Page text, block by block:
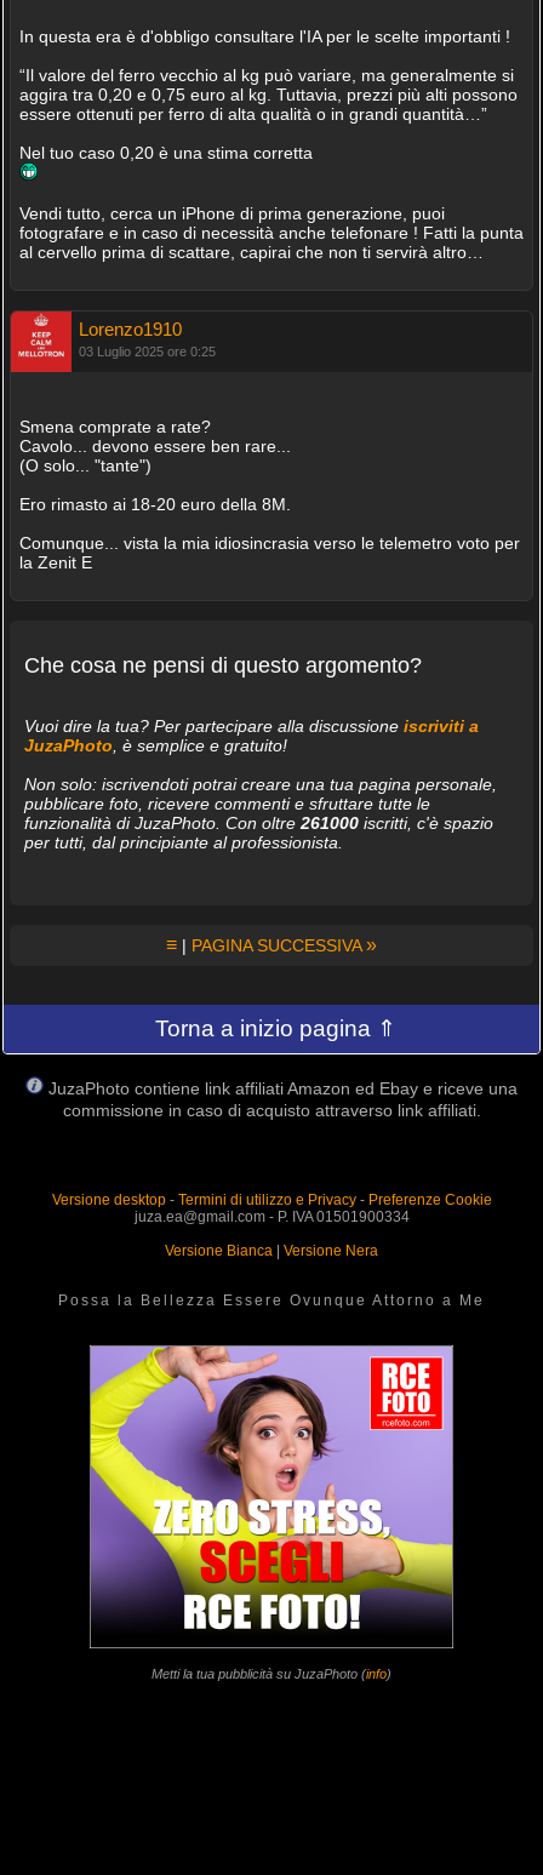
In questa era è d'obbligo consultare l'IA per le scelte importanti !
“Il valore del ferro vecchio al kg può variare, ma generalmente si
aggira tra 0,20 e 0,75 euro al kg. Tuttavia, prezzi più alti possono
essere ottenuti per ferro di alta qualità o in grandi quantità…”
Nel tuo caso 0,20 è una stima corretta
Vendi tutto, cerca un iPhone di prima generazione, puoi
fotografare e in caso di necessità anche telefonare ! Fatti la punta
al cervello prima di scattare, capirai che non ti servirà altro…
Lorenzo1910
03 Luglio 2025 ore 0:25
Smena comprate a rate?
Cavolo... devono essere ben rare...
(O solo... "tante")
Ero rimasto ai 18-20 euro della 8M.
Comunque... vista la mia idiosincrasia verso le telemetro voto per
la Zenit E
Che cosa ne pensi di questo argomento?
Vuoi dire la tua? Per partecipare alla discussione iscriviti a
JuzaPhoto , è semplice e gratuito!
Non solo: iscrivendoti potrai creare una tua pagina personale,
pubblicare foto, ricevere commenti e sfruttare tutte le
funzionalità di JuzaPhoto. Con oltre 261000iscritti, c'è spazio
per tutti, dal principiante al professionista.
≡ | PAGINA SUCCESSIVA»
Torna a inizio pagina ⇑
JuzaPhoto contiene link affiliati Amazon ed Ebay e riceve una
commissione in caso di acquisto attraverso link affiliati.
Versione desktop- Termini di utilizzo e Privacy- Preferenze Cookie
juza.ea@gmail.com - P. IVA 01501900334
Versione Bianca | Versione Nera
Possa la Bellezza Essere Ovunque Attorno a Me
Metti la tua pubblicità su JuzaPhoto (info)